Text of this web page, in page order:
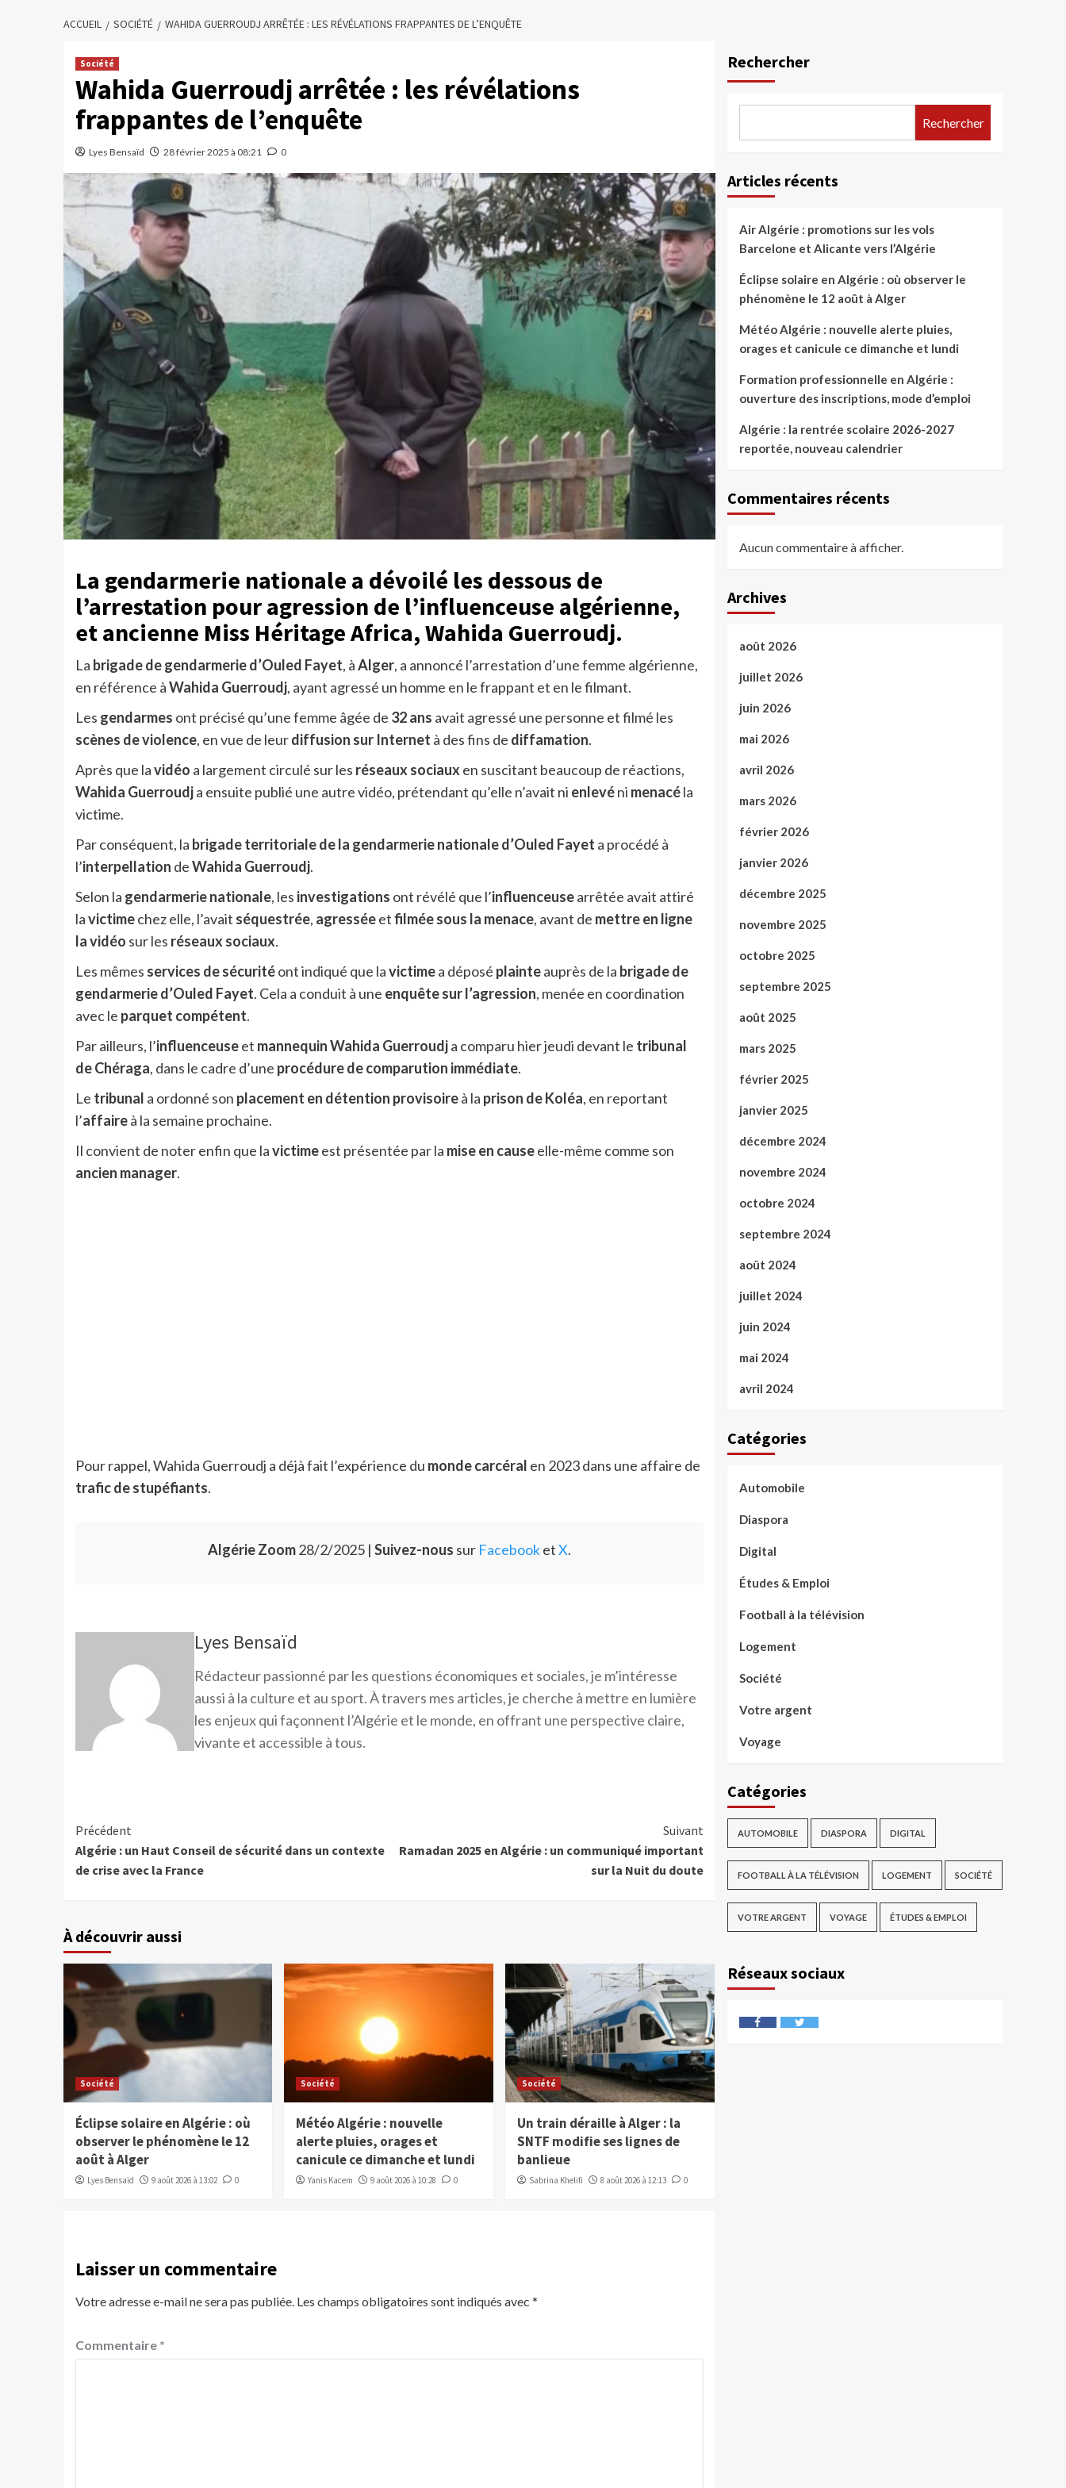
ACCUEIL SOCIÉTÉ WAHIDA GUERROUDJ ARRÊTÉE : LES RÉVÉLATIONS FRAPPANTES DE L’ENQUÊTE
Société
Wahida Guerroudj arrêtée : les révélations
frappantes de l’enquête
Lyes Bensaïd 28 février 2025 à 08:21 0
La gendarmerie nationale a dévoilé les dessous de
l’arrestation pour agression de l’influenceuse algérienne,
et ancienne Miss Héritage Africa, Wahida Guerroudj.
La brigade de gendarmerie d’Ouled Fayet, àAlger, a annoncé l’arrestation d’une femme algérienne,
en référence àWahida Guerroudj, ayant agressé un homme en le frappant et en le filmant.
Les gendarmes ont précisé qu’une femme âgée de 32 ans avait agressé une personne et filmé les
scènes de violence, en vue de leurdiffusion sur Internet à des fins de diffamation.
Après que lavidéo a largement circulé sur les réseaux sociaux en suscitant beaucoup de réactions,
Wahida Guerroudja ensuite publié une autre vidéo, prétendant qu’elle n’avait ni enlevéni menacéla
victime.
Par conséquent, la brigade territoriale de la gendarmerie nationale d’Ouled Fayet a procédé à
l’interpellation deWahida Guerroudj.
Selon la gendarmerie nationale, les investigations ont révélé que l’influenceusearrêtée avait attiré
lavictimechez elle, l’avait séquestrée, agresséeetfilmée sous la menace, avant de mettre en ligne
la vidéo sur les réseaux sociaux.
Les mêmes services de sécuritéont indiqué que lavictimea déposé plainteauprès de la brigade de
gendarmerie d’Ouled Fayet. Cela a conduit à une enquête sur l’agression, menée en coordination
avec le parquet compétent.
Par ailleurs, l’influenceuseet mannequinWahida Guerroudja comparu hier jeudi devant le tribunal
de Chéraga, dans le cadre d’une procédure de comparution immédiate.
Le tribunal a ordonné son placement en détention provisoireà la prison de Koléa, en reportant
l’affaireà la semaine prochaine.
Il convient de noter enfin que lavictimeest présentée par la mise en causeelle-même comme son
ancien manager.
Pour rappel, Wahida Guerroudj a déjà fait l’expérience du monde carcéral en 2023 dans une affaire de
trafic de stupéfiants.
Algérie Zoom28/2/2025 | Suivez-nous sur FacebooketX.
Lyes Bensaïd
Rédacteur passionné par les questions économiques et sociales, je m’intéresse
aussi à la culture et au sport. À travers mes articles, je cherche à mettre en lumière
les enjeux qui façonnent l’Algérie et le monde, en offrant une perspective claire,
vivante et accessible à tous.
Précédent
Algérie : un Haut Conseil de sécurité dans un contexte
de crise avec la France
Suivant
Ramadan 2025 en Algérie : un communiqué important
sur la Nuit du doute
À découvrir aussi
Société
Éclipse solaire en Algérie : où
observer le phénomène le 12
août à Alger
Lyes Bensaïd 9 août 2026 à 13:02 0
Société
Météo Algérie : nouvelle
alerte pluies, orages et
canicule ce dimanche et lundi
Yanis Kacem 9 août 2026 à 10:28 0
Société
Un train déraille à Alger : la
SNTF modifie ses lignes de
banlieue
Sabrina Khelifi 8 août 2026 à 12:13 0
Laisser un commentaire
Votre adresse e-mail ne sera pas publiée. Les champs obligatoires sont indiqués avec *
Commentaire *
Rechercher
Rechercher
Articles récents
Air Algérie : promotions sur les vols
Barcelone et Alicante vers l’Algérie
Éclipse solaire en Algérie : où observer le
phénomène le 12 août à Alger
Météo Algérie : nouvelle alerte pluies,
orages et canicule ce dimanche et lundi
Formation professionnelle en Algérie :
ouverture des inscriptions, mode d’emploi
Algérie : la rentrée scolaire 2026-2027
reportée, nouveau calendrier
Commentaires récents
Aucun commentaire à afficher.
Archives
août 2026
juillet 2026
juin 2026
mai 2026
avril 2026
mars 2026
février 2026
janvier 2026
décembre 2025
novembre 2025
octobre 2025
septembre 2025
août 2025
mars 2025
février 2025
janvier 2025
décembre 2024
novembre 2024
octobre 2024
septembre 2024
août 2024
juillet 2024
juin 2024
mai 2024
avril 2024
Catégories
Automobile
Diaspora
Digital
Études & Emploi
Football à la télévision
Logement
Société
Votre argent
Voyage
Catégories
AUTOMOBILE DIASPORA DIGITAL
FOOTBALL À LA TÉLÉVISION LOGEMENT SOCIÉTÉ
VOTRE ARGENT VOYAGE ÉTUDES & EMPLOI
Réseaux sociaux